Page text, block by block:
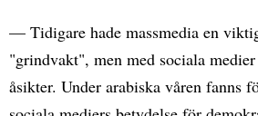
— Tidigare hade massmedia en
"grindvakt", men med sociala
åsikter. Under arabiska våren fanns